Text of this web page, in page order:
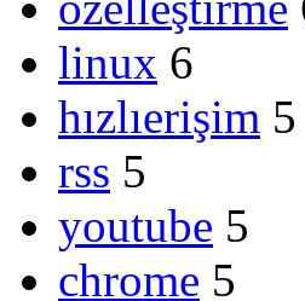
linux 6
hızlıerişim 5
rss 5
youtube 5
chrome 5